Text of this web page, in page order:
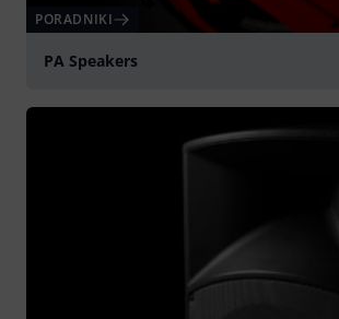
PORADNIKI
PA Speakers